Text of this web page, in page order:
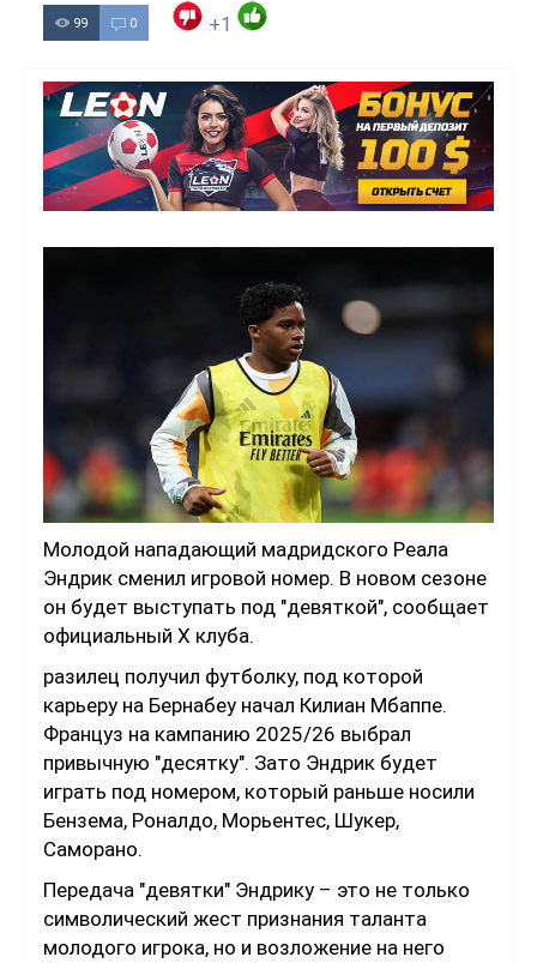
99 0 +1
Молодой нападающий мадридского Реала
Эндрик сменил игровой номер. В новом сезоне
он будет выступать под "девяткой", сообщает
официальный X клуба.
разилец получил футболку, под которой
карьеру на Бернабеу начал Килиан Мбаппе.
Француз на кампанию 2025/26 выбрал
привычную "десятку". Зато Эндрик будет
играть под номером, который раньше носили
Бензема, Роналдо, Морьентес, Шукер,
Саморано.
Передача "девятки" Эндрику – это не только
символический жест признания таланта
молодого игрока, но и возложение на него